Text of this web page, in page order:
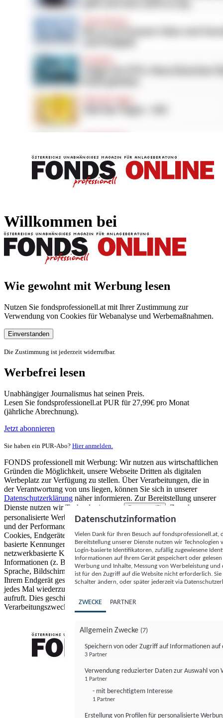
Willkommen bei
Wie gewohnt mit Werbung lesen
Nutzen Sie fondsprofessionell.at mit Ihrer Zustimmung zur
Verwendung von Cookies für Webanalyse und Werbemaßnahmen.
Einverstanden
Die Zustimmung ist jederzeit widerrufbar.
Werbefrei lesen
Unabhängiger Journalismus hat seinen Preis.
Lesen Sie fondsprofessionell.at PUR für 27,99€ pro Monat
(jährliche Abrechnung).
Jetzt abonnieren
Sie haben ein PUR-Abo? Hier anmelden.
FONDS professionell mit Werbung: Wir nutzen aus wirtschaftlichen
Gründen die Möglichkeit, unsere Webseite Dritten als digitalen
Werbeplatz zur Verfügung zu stellen. Über Verarbeitungen, die in
der Verantwortung von uns liegen, können Sie sich in unserer
Datenschutzerklärung näher informieren. Zur Bereitstellung unserer
Dienste nutzen wir Technologien von
Partnern (5)
. Zwecke:
personalisierte Werbung und Inhalte, Messung von Werbeleistung
und der Performance von Inhalten sowie Zielgruppenforschung.
Cookies, Endgeräte- oder ähnliche Online-Kennungen (z. B. login-
basierte Kennungen, zufällig generierte Kennungen,
netzwerkbasierte Kennungen) können zusammen mit anderen
Informationen (z. B. Browsertyp und Browserinformationen,
Sprache, Bildschirmgröße, unterstützte Technologien usw.) auf
Ihrem Endgerät gespeichert oder von dort ausgelesen werden, um es
jedes Mal wiederzuerkennen, wenn es eine App oder einer Webseite
aufruft. Dies geschieht für einen oder mehrere der hier aufgeführten
Verarbeitungszwecke.
Datenschutzinformation
Vielen Dank für Ihren Besuch auf
Bereitstellung unserer Dienste nutzen wir Technologien
Login-basierte Identifikatoren, zufällig zugewiesene
Informationen auf Ihrem Gerät gespeichert oder
Werbung und Inhalte, Messung von Werbeleistung
ist für den Zugriff auf die Website nicht erforderlich.
Schalter ändern, oder später jederzeit via
ZWECKE PARTNER
Allgemein Zwecke (7)
Speichern von oder Zugriff auf Informationen auf
3 Partner
Verwendung reduzierter Daten zur Auswahl von
1 Partner
- mit berechtigtem Interesse
1 Partner
Erstellung von Profilen für personalisierte
FONDS professionell